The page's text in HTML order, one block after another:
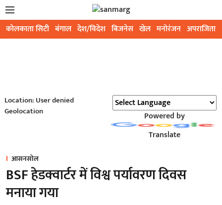
कोलकाता सिटी बंगाल देश/विदेश बिजनेस खेल मनोरंजन अपराजिता
Location: User denied
Geolocation
Powered by
Translate
आसनसोल
BSF हेडक्वार्टर में विश्व पर्यावरण दिवस
मनाया गया